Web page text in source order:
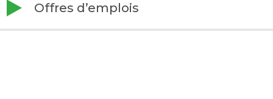
Offres d’emplois